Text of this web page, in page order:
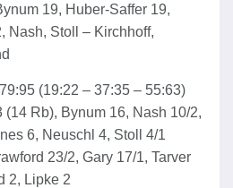
19, Huber-Saffer 19,
Nash, Stoll – Kirchhoff,
(19:22 – 37:35 – 55:63)
(14 Rb), Bynum 16, Nash 10/2,
6, Neuschl 4, Stoll 4/1
23/2, Gary 17/1, Tarver
2, Lipke 2